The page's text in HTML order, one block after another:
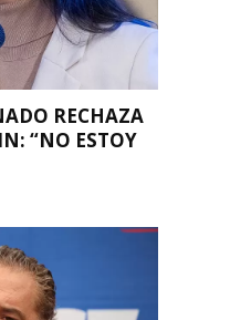
RECHAZA
“NO ESTOY